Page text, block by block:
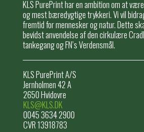
KLS PurePrint har en ambition om at
og mest bæredygtige trykkeri. Vi vil
fremtid for mennesker og natur. Dette
bevidst anvendelse af den cirkulære
tankegang og FN’s Verdensmål.
KLS PurePrint A/S
Jernholmen 42 A
2650 Hvidovre
KLS@KLS.DK
0045 3634 2900
CVR 13918783